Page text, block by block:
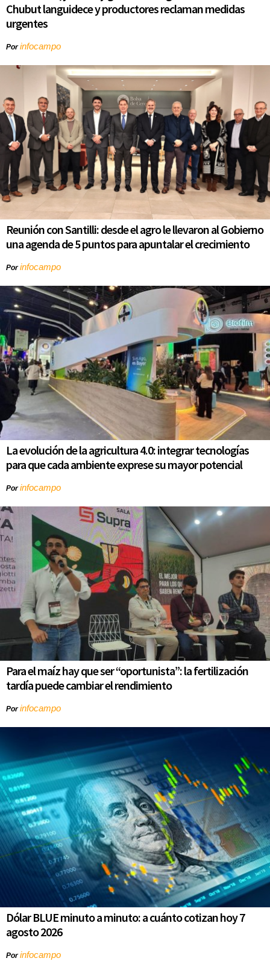
Chubut languidece y productores reclaman medidas
urgentes
Porinfocampo
Reunión con Santilli: desde el agro le llevaron al Gobierno
una agenda de 5 puntos para apuntalar el crecimiento
Porinfocampo
La evolución de la agricultura 4.0: integrar tecnologías
para que cada ambiente exprese su mayor potencial
Porinfocampo
Para el maíz hay que ser “oportunista”: la fertilización
tardía puede cambiar el rendimiento
Porinfocampo
Dólar BLUE minuto a minuto: a cuánto cotizan hoy 7
agosto 2026
Porinfocampo